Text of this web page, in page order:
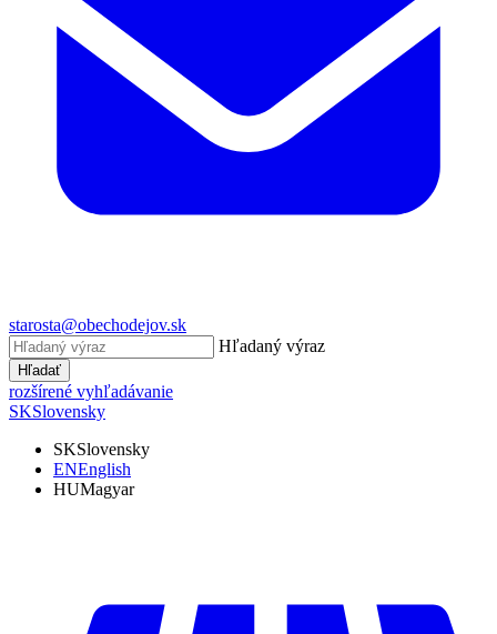
starosta@obechodejov.sk
Hľadaný výraz
Hľadať
rozšírené vyhľadávanie
SKSlovensky
SKSlovensky
ENEnglish
HUMagyar